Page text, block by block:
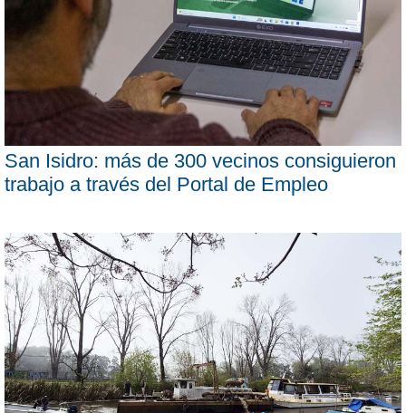
San Isidro: más de 300 vecinos consiguieron
trabajo a través del Portal de Empleo